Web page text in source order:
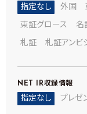
指定なし 外国
東証グロース 名
札証 札証アンビ
NET IR収録情報
指定なし プレゼ